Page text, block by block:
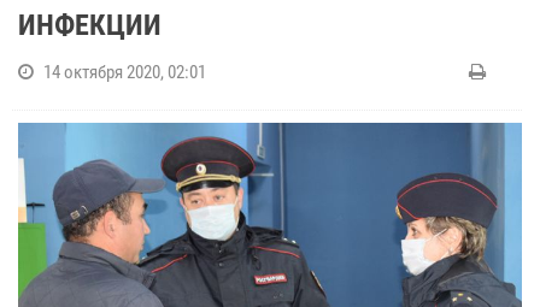
ИНФЕКЦИИ
14 октября 2020, 02:01